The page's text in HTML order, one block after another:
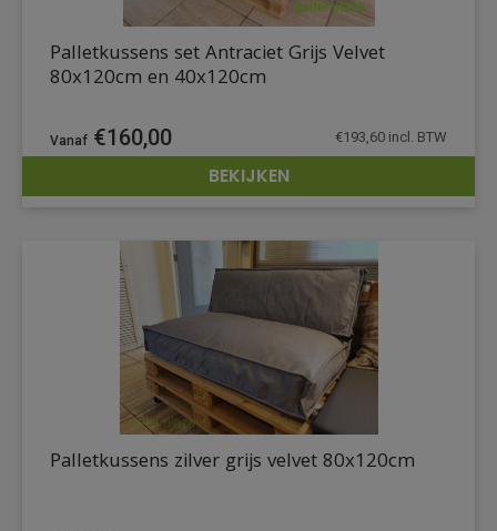
DETAILS
Palletkussens set Antraciet Grijs Velvet
80x120cm en 40x120cm
€160,00 €193,60 incl. BTW
BEKIJKEN
Palletkussens zilver grijs velvet 80x120cm